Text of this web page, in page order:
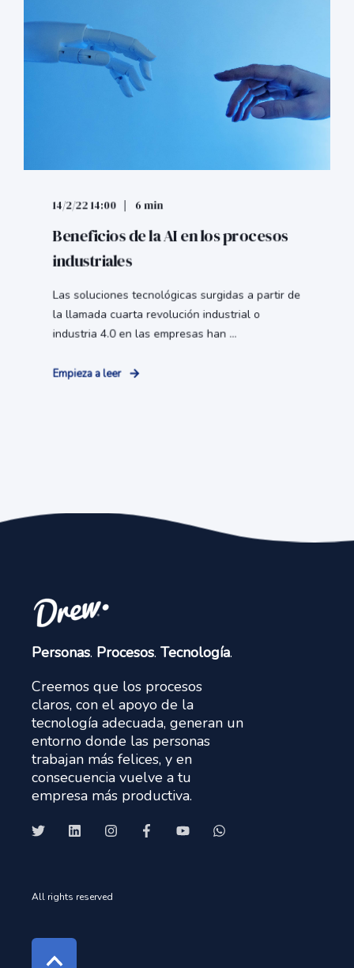
14/2/22 14:00 6 min
Beneficios de la AI en los procesos
industriales
Las soluciones tecnológicas surgidas a partir de
la llamada cuarta revolución industrial o
industria 4.0 en las empresas han ...
Empieza a leer
Personas. Procesos. Tecnología.
Creemos que los procesos
claros, con el apoyo de la
tecnología adecuada, generan un
entorno donde las personas
trabajan más felices, y en
consecuencia vuelve a tu
empresa más productiva.
All rights reserved